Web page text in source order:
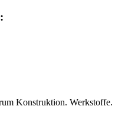
Konstruktion. Werkstoffe.